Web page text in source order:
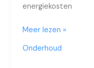
energiekosten
Hoe
Meer lezen »
Onderhoud